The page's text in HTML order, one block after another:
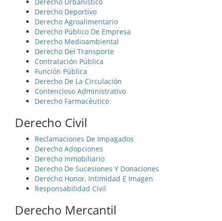
Derecho Deportivo
Derecho Agroalimentario
Derecho Público De Empresa
Derecho Medioambiental
Derecho Del Transporte
Contratación Pública
Función Pública
Derecho De La Circulación
Contencioso Administrativo
Derecho Farmacéutico
Derecho Civil
Reclamaciones De Impagados
Derecho Adopciones
Derecho Inmobiliario
Derecho De Sucesiones Y Donaciones
Derecho Honor, Intimidad E Imagen
Responsabilidad Civil
Derecho Mercantil